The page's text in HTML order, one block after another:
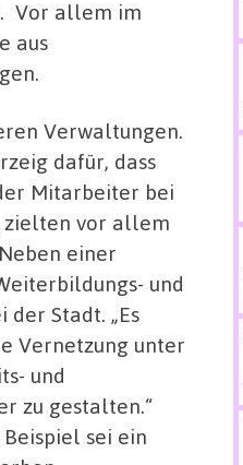
Vor allem im
aus
Verwaltungen.
dafür, dass
Mitarbeiter bei
zielten vor allem
einer
und
Stadt. „Es
Vernetzung unter
und
zu gestalten.“
sei ein